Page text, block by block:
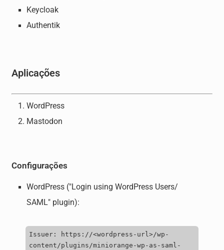
Keycloak
Authentik
Aplicações
WordPress
Mastodon
Configurações
WordPress ("Login using WordPress Users/
SAML" plugin):
Issuer: https ://<wordpress - url>/wp -
content/plugins/miniorange-wp-as-saml-